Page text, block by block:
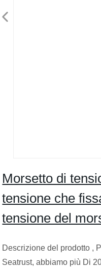
Morsetto di
tensione che
tensione del
Descrizione del prodotto ,
Seatrust, abbiamo più Di